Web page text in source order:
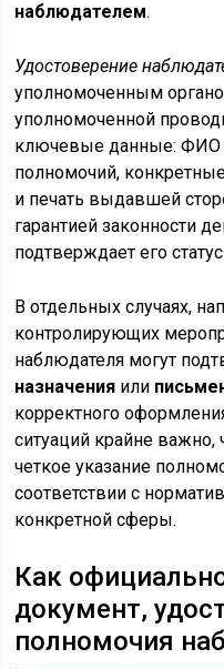
наблюдателем.
Удостоверение
уполномоченным
уполномоченной
ключевые данные: ФИО
полномочий,
и печать выдавшей
гарантией законности
подтверждает его
В отдельных случаях,
контролирующих
наблюдателя могут
назначения или
корректного
ситуаций крайне
четкое указание
соответствии с
конкретной сферы.
Как
документ,
полномочия